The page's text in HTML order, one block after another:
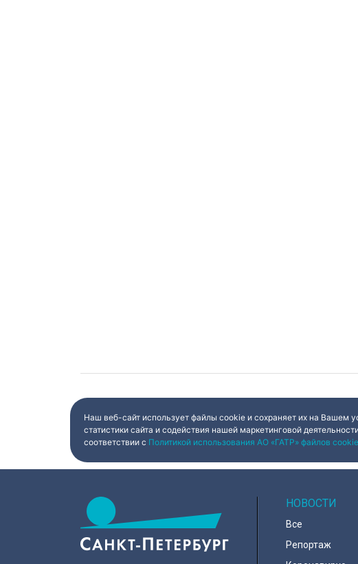
Наш веб-сайт использует файлы cookie и сохраняет их на Вашем
статистики сайта и содействия нашей маркетинговой
соответствии с Политикой использования АО «ГАТР» файлов cookie
НОВОСТИ
Все
Репортаж